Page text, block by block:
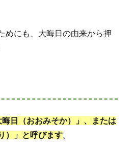
めにも、大晦日の由来から押
日（おおみそか）」、または
）」と呼びます。